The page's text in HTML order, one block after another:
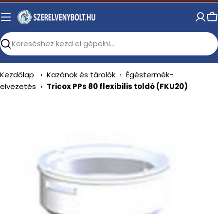
Skip
to
Search
Kezdőlap › Kazánok és tárolók › Égéstermék-
elvezetés › Tricox PPs 80 flexibilis toldó (FKU20)